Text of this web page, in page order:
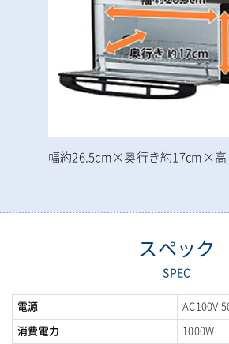
幅約26.5cm×奥行き約17cm×高
スペック
SPEC
電源 AC100V
消費電力 1000W